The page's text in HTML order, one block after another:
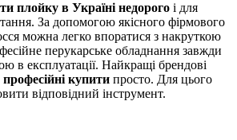
плойку в Україні недорого і для
За допомогою якісного фірмового
можна легко впоратися з накруткою
перукарське обладнання завжди
в експлуатації. Найкращі брендові
купити просто. Для цього
відповідний інструмент.